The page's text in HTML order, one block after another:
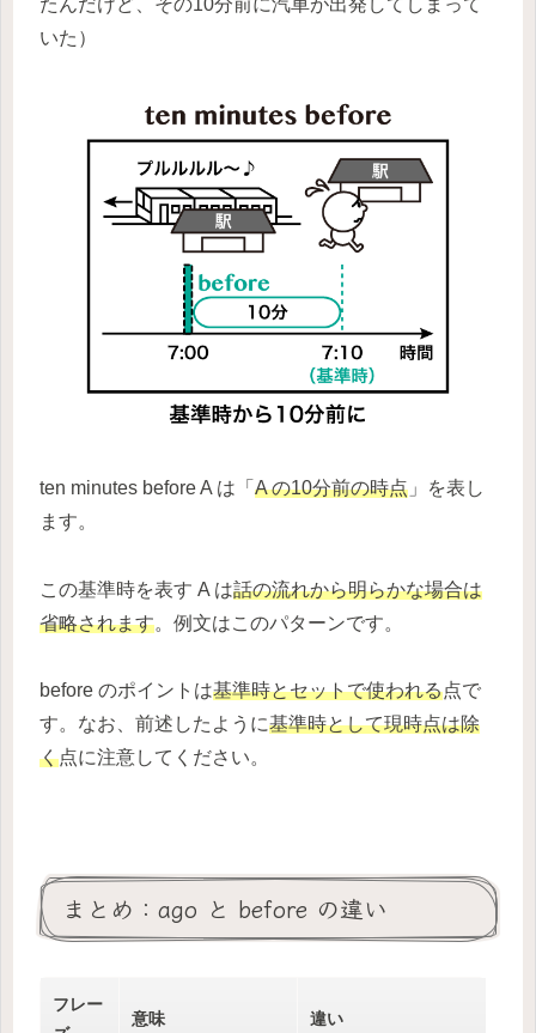
たんだけど、その10分前に汽車が出発してしまって
いた）
ten minutes before A は「 A の10分前の時点 」を表し
ます。
この基準時を表す A は話の流れから明らかな場合は
省略されます。例文はこのパターンです。
before のポイントは基準時とセットで使われる点で
す。なお、前述したように基準時として現時点は除
く点に注意してください。
まとめ：ago と before の違い
フレー
意味 違い